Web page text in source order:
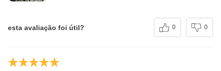
esta avaliação foi útil? 0 0